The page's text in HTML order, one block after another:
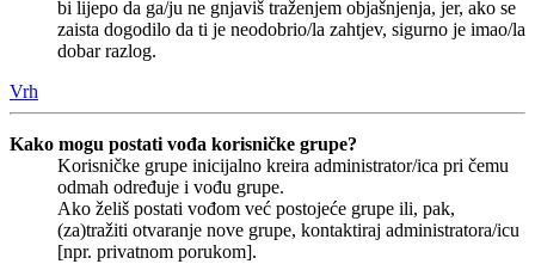
bi lijepo da ga/ju ne gnjaviš traženjem objašnjenja, jer, ako se
zaista dogodilo da ti je neodobrio/la zahtjev, sigurno je imao/la
dobar razlog.
Vrh
Kako mogu postati vođa korisničke grupe?
Korisničke grupe inicijalno kreira administrator/ica pri čemu
odmah određuje i vođu grupe.
Ako želiš postati vođom već postojeće grupe ili, pak,
(za)tražiti otvaranje nove grupe, kontaktiraj administratora/icu
[npr. privatnom porukom].